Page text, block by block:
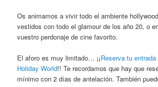
Os animamos a vivir todo el ambiente
vestidos con todo el glamour de los año 20, o
vuestro perdonaje de cine favorito.
El aforo es muy limitado… ¡¡Reserva tu
Holiday World!! Te recordamos que hay que
mínimo con 2 días de antelación. También